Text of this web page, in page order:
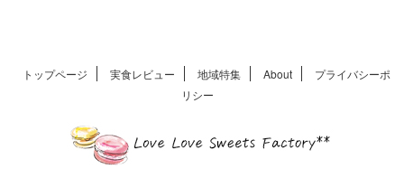
トップページ 実食レビュー 地域特集 About
プライバシーポ
リシー